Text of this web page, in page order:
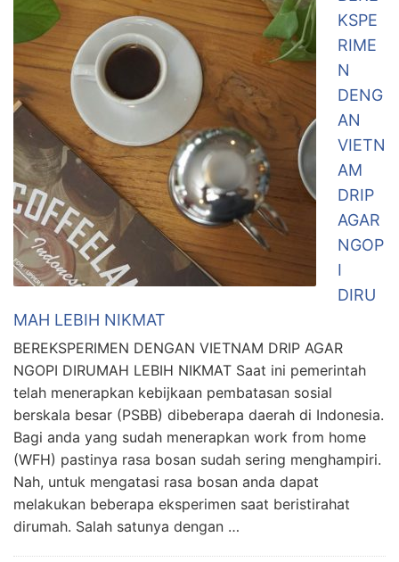
KSPE
RIME
N
DENG
AN
VIETN
AM
DRIP
AGAR
NGOP
I
DIRU
MAH LEBIH NIKMAT
BEREKSPERIMEN DENGAN VIETNAM DRIP AGAR
NGOPI DIRUMAH LEBIH NIKMAT Saat ini pemerintah
telah menerapkan kebijkaan pembatasan sosial
berskala besar (PSBB) dibeberapa daerah di Indonesia.
Bagi anda yang sudah menerapkan work from home
(WFH) pastinya rasa bosan sudah sering menghampiri.
Nah, untuk mengatasi rasa bosan anda dapat
melakukan beberapa eksperimen saat beristirahat
dirumah. Salah satunya dengan …